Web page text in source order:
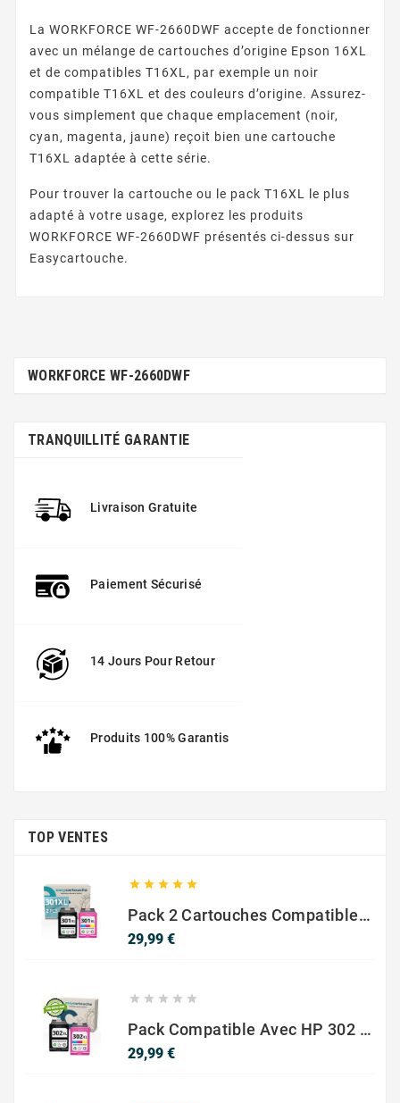
La WORKFORCE WF-2660DWF accepte de fonctionner
avec un mélange de cartouches d’origine Epson 16XL
et de compatibles T16XL, par exemple un noir
compatible T16XL et des couleurs d’origine. Assurez-
vous simplement que chaque emplacement (noir,
cyan, magenta, jaune) reçoit bien une cartouche
T16XL adaptée à cette série.
Pour trouver la cartouche ou le pack T16XL le plus
adapté à votre usage, explorez les produits
WORKFORCE WF-2660DWF présentés ci-dessus sur
Easycartouche.
WORKFORCE WF-2660DWF
TRANQUILLITÉ GARANTIE
Livraison Gratuite
Paiement Sécurisé
14 Jours Pour Retour
Produits 100% Garantis
TOP VENTES
    
Pack 2 Cartouches Compatible Avec HP 301 XL Noir Et Couleur
29,99 €Prix
    
Pack Compatible Avec HP 302 XL Noir Et Couleur - SANS NIVEAU ENCRE
29,99 €Prix